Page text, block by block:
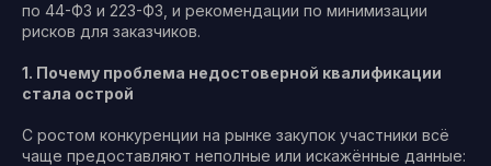
по 44-ФЗ и 223-ФЗ, и рекомендации по минимизации
рисков для заказчиков.
1. Почему проблема недостоверной квалификации
стала острой
С ростом конкуренции на рынке закупок участники всё
чаще предоставляют неполные или искажённые данные: